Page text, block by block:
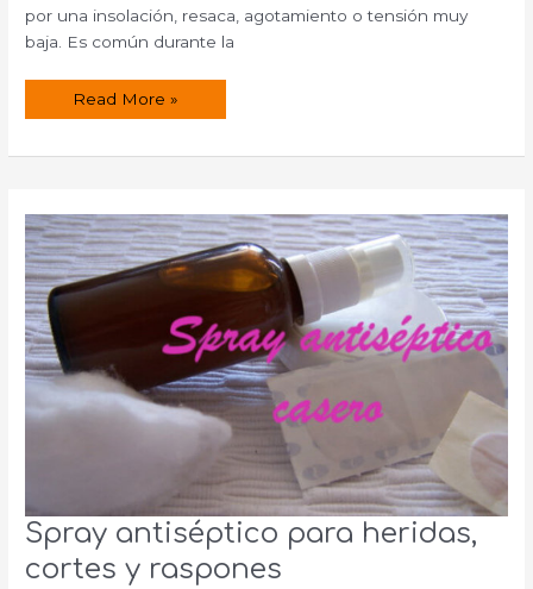
por una insolación, resaca, agotamiento o tensión muy
baja. Es común durante la
Remedios
desvanecimientos
Read More »
Spray antiséptico para heridas,
cortes y raspones